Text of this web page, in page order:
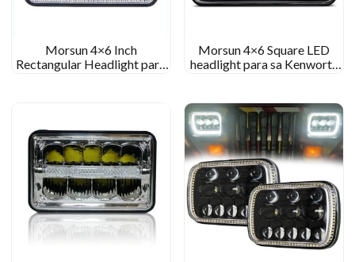
Morsun 4×6 Inch
Rectangular Headlight para
Morsun 4×6 Square LED
headlight para sa Kenworth